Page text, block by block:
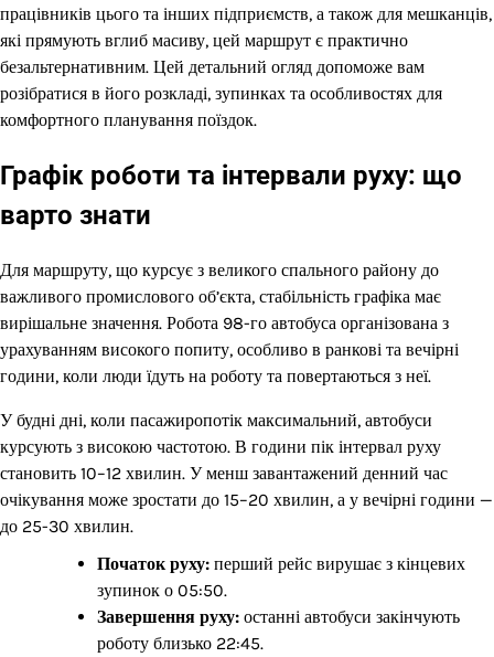
працівників цього та інших підприємств, а також для мешканців,
які прямують вглиб масиву, цей маршрут є практично
безальтернативним. Цей детальний огляд допоможе вам
розібратися в його розкладі, зупинках та особливостях для
комфортного планування поїздок.
Графік роботи та інтервали руху: що
варто знати
Для маршруту, що курсує з великого спального району до
важливого промислового об’єкта, стабільність графіка має
вирішальне значення. Робота 98-го автобуса організована з
урахуванням високого попиту, особливо в ранкові та вечірні
години, коли люди їдуть на роботу та повертаються з неї.
У будні дні, коли пасажиропотік максимальний, автобуси
курсують з високою частотою. В години пік інтервал руху
становить 10–12 хвилин. У менш завантажений денний час
очікування може зростати до 15–20 хвилин, а у вечірні години —
до 25-30 хвилин.
Початок руху: перший рейс вирушає з кінцевих
зупинок о 05:50.
Завершення руху: останні автобуси закінчують
роботу близько 22:45.